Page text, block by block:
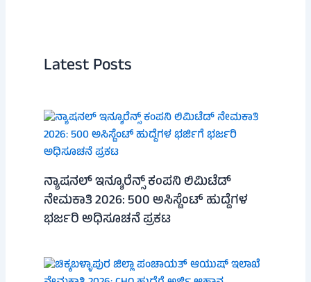
Latest Posts
ನ್ಯಾಷನಲ್ ಇನ್ಶೂರೆನ್ಸ್ ಕಂಪನಿ ಲಿಮಿಟೆಡ್
ನೇಮಕಾತಿ 2026: 500 ಅಸಿಸ್ಟೆಂಟ್ ಹುದ್ದೆಗಳ
ಭರ್ಜರಿ ಅಧಿಸೂಚನೆ ಪ್ರಕಟ